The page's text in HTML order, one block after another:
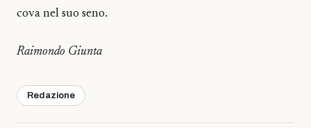
cova nel suo seno.
Raimondo Giunta
Redazione